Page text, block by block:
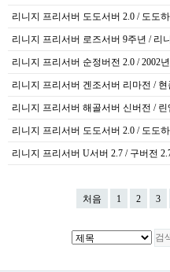
리니지 프리서버 도도서버 2.0 / 도도
리니지 프리서버 로즈서버 9주년 / 리
리니지 프리서버 순정버전 2.0 / 2002
리니지 프리서버 겐조서버 리마전 /
리니지 프리서버 해골서버 신버전 /
리니지 프리서버 도도서버 2.0 / 도도
리니지 프리서버 U서버 2.7 / 구버전
처음 1 2 3